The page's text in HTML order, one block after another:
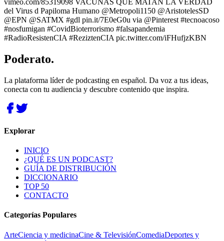
del Virus d Papiloma Humano @Metropoli1150 @AristotelesSD
@EPN @SATMX #gdl pin.it/7E0eG0u via @Pinterest #tecnoacoso
#nosfumigan #CovidBioterrorismo #falsapandemia
#RadioResistenCIA #ReziztenCIA pic.twitter.com/iFHufjzKBN
Poderato.
La plataforma líder de podcasting en español. Da voz a tus ideas,
conecta con tu audiencia y descubre contenido que inspira.
Explorar
INICIO
¿QUÉ ES UN PODCAST?
GUÍA DE DISTRIBUCIÓN
DICCIONARIO
TOP 50
CONTACTO
Categorías Populares
ArteCiencia y medicinaCine & TelevisiónComediaDeportes y